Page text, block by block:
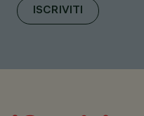
ISCRIVITI